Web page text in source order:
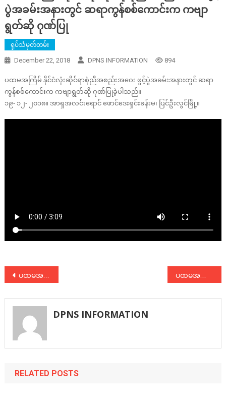
ပွဲအခမ်းအနားတွင် ဆရာကွန်စစ်ကောင်းက ကဗျာ
ရွတ်ဆို ဂုဏ်ပြု
ရုပ်သံမှတ်တမ်း
December 22, 2018 DPNS INFORMATION 894
ပထမအကြိမ် နိုင်ငံလုံးဆိုင်ရာစုံညီအစည်းအဝေး ဖွင့်ပွဲအခမ်းအနားတွင် ဆရာ
ကွန်စစ်ကောင်းက ကဗျာရွတ်ဆို ဂုဏ်ပြုခဲ့ပါသည်။
၁၉- ၁၂- ၂၀၁၈။ အာရှအလင်းရောင် ဖောင်ဒေးရှင်းခန်းမ၊ ပြင်ဦးလွင်မြို့။
Post
navigation
ပထမအကြိမ် နိုင်ငံလုံးဆိုင်ရာစုံညီအစည်းအဝေး ဖွင့်ပွဲအခမ်းအနားတွင် ဖက်ဒရယ်ဒီမိုကရက်တစ်တပ်ဦးမှ ဦးမြအေး ပြောကြားသည့် အမှတ်တရစကား။ ပထမအကြိမ် နိုင်ငံလုံးဆိုင်ရာစုံညီအစည်းအဝေး ဖွင့်ပွဲအခမ်းအနားတွင် ဆရာအမ်ငြိမ်းက ကဗျာရွတ်ဆို ဂုဏ်ပြု
DPNS INFORMATION
RELATED POSTS